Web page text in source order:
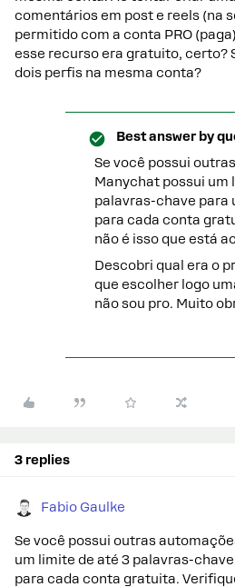
comentários em post e reels (na
permitido com a conta PRO
esse recurso era gratuito, certo?
dois perfis na mesma conta?
Best answer by
Se você possui
Manychat possui um
palavras-chave para
para cada conta
não é isso que está
Descobri qual era o
que escolher logo
não sou pro. Muito
3 replies
Fabio Gaulke
Se você possui outras
um limite de até 3 palavras-
para cada conta gratuita.